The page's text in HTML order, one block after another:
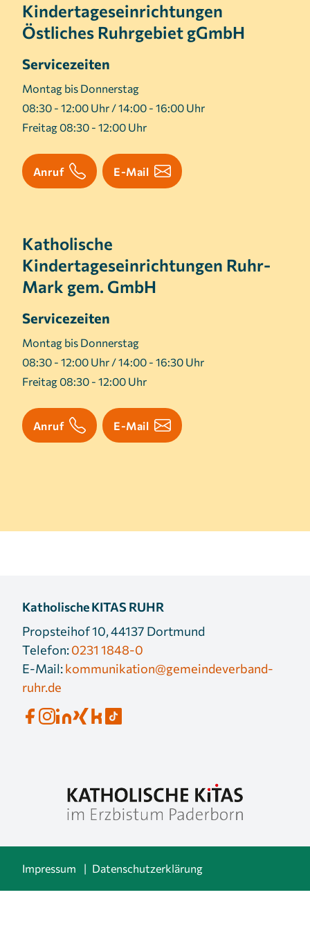
Kindertageseinrichtungen
Östliches Ruhrgebiet gGmbH
Servicezeiten
Montag bis Donnerstag
08:30 - 12:00 Uhr / 14:00 - 16:00 Uhr
Freitag 08:30 - 12:00 Uhr
Anruf E-Mail
Katholische
Kindertageseinrichtungen Ruhr-
Mark gem. GmbH
Servicezeiten
Montag bis Donnerstag
08:30 - 12:00 Uhr / 14:00 - 16:30 Uhr
Freitag 08:30 - 12:00 Uhr
Anruf E-Mail
Katholische KITAS RUHR
Propsteihof 10, 44137 Dortmund
Telefon:0231 1848-0
E-Mail:kommunikation@gemeindeverband-
ruhr.de
Impressum Datenschutzerklärung